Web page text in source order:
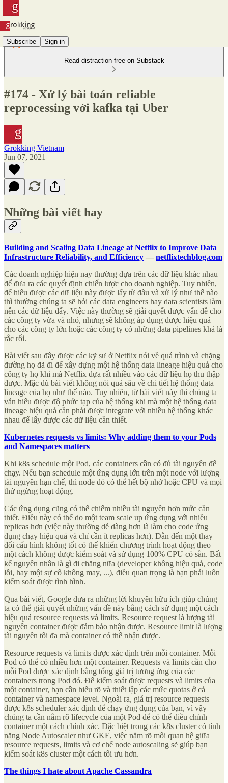
Subscribe Sign in
Read distraction-free on Substack
#174 - Xử lý bài toán reliable
reprocessing với kafka tại Uber
Grokking Vietnam
Jun 07, 2021
Những bài viết hay
Building and Scaling Data Lineage at Netflix to Improve Data
Infrastructure Reliability, and Efficiency — netflixtechblog.com
Các doanh nghiệp hiện nay thường dựa trên các dữ liệu khác nhau
để đưa ra các quyết định chiến lược cho doanh nghiệp. Tuy nhiên,
để hiểu được các dữ liệu này được lấy từ đâu và xử lý như thế nào
thì thường chúng ta sẽ hỏi các data engineers hay data scientists làm
nên các dữ liệu đấy. Việc này thường sẽ giải quyết được vấn đề cho
các công ty vừa và nhỏ, nhưng sẽ không áp dụng được hiệu quả
cho các công ty lớn hoặc các công ty có những data pipelines khá là
rắc rối.
Bài viết sau đây được các kỹ sư ở Netflix nói về quá trình và chặng
đường họ đã đi để xây dựng một hệ thống data lineage hiệu quả cho
công ty họ khi mà Netflix dựa rất nhiều vào các dữ liệu họ thu thập
được. Mặc dù bài viết không nói quá sâu về chi tiết hệ thống data
lineage của họ như thế nào. Tuy nhiên, từ bài viết này thì chúng ta
vẫn hiểu được độ phức tạp của hệ thống khi mà một hệ thống data
lineage hiệu quả cần phải được integrate với nhiều hệ thống khác
nhau để lấy được các dữ liệu cần thiết.
Kubernetes requests vs limits: Why adding them to your Pods
and Namespaces matters
Khi k8s schedule một Pod, các containers cần có đủ tài nguyên để
chạy. Nếu bạn schedule một ứng dụng lớn trên một node với lượng
tài nguyên hạn chế, thì node đó có thể hết bộ nhớ hoặc CPU và mọi
thứ ngừng hoạt động.
Các ứng dụng cũng có thể chiếm nhiều tài nguyên hơn mức cần
thiết. Điều này có thể do một team scale up ứng dụng với nhiều
replicas hơn (việc này thường dễ dàng hơn là làm cho code ứng
dụng chạy hiệu quả và chỉ cần ít replicas hơn). Dẫn đến một thay
đổi cấu hình không tốt có thể khiến chương trình hoạt động theo
một cách không được kiểm soát và sử dụng 100% CPU có sẵn. Bất
kể nguyên nhân là gì đi chăng nữa (developer không hiệu quả, code
lỗi, hay một sự cố không may, ...), điều quan trọng là bạn phải luôn
kiểm soát được tình hình.
Qua bài viết, Google đưa ra những lời khuyên hữu ích giúp chúng
ta có thể giải quyết những vấn đề này bằng cách sử dụng một cách
hiệu quả resource requests và limits. Resource request là lượng tài
nguyên container được đảm bảo nhận được. Resource limit là lượng
tài nguyên tối đa mà container có thể nhận được.
Resource requests và limits được xác định trên mỗi container. Mỗi
Pod có thể có nhiều hơn một container. Requests và limits cần cho
mỗi Pod được xác định bằng tổng giá trị tương ứng của các
containers trong Pod đó. Để kiểm soát được requests và limits của
một container, bạn cần hiểu rõ và thiết lập các mức quotas ở cả
container và namespace level. Ngoài ra, giá trị resource requests
được k8s scheduler xác định để chạy ứng dụng của bạn, vì vậy
chúng ta cần nắm rõ lifecycle của một Pod để có thể điều chỉnh
container một cách chính xác. Đặc biệt trong các k8s cluster có tính
năng Node Autoscaler như GKE, việc nắm rõ mối quan hệ giữa
resource requests, limits và cơ chế node autoscaling sẽ giúp bạn
kiểm soát k8s cluster một cách tối ưu hơn.
The things I hate about Apache Cassandra